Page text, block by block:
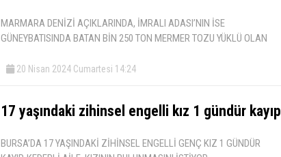
MARMARA DENİZİ AÇIKLARINDA, İMRALI ADASI’NIN İSE
GÜNEYBATISINDA BATAN BİN 250 TON MERMER TOZU YÜKLÜ OLAN
20 Nisan 2024 Cumartesi 14:24
17 yaşındaki zihinsel engelli kız 1 gündür kayıp
BURSA’DA 17 YAŞINDAKİ ZİHİNSEL ENGELLİ GENÇ KIZ 1 GÜNDÜR